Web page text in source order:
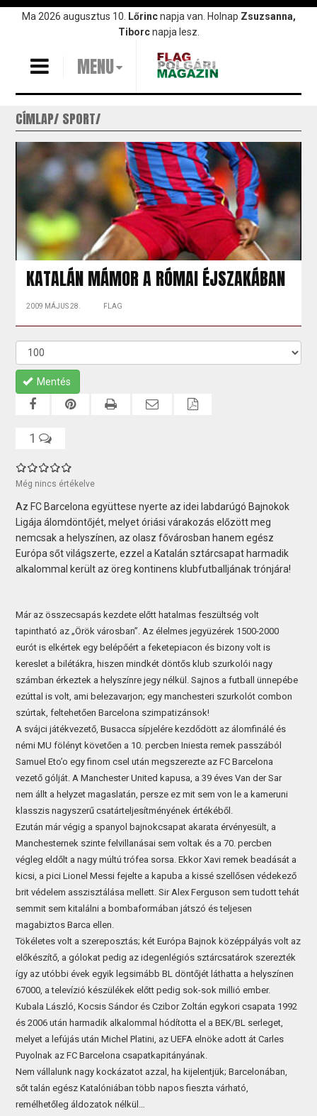
UgrásMa 2026 augusztus 10. Lőrincnapja van. Holnap Zsuzsanna,
Tiborcnapja lesz.
MENU
CÍMLAP SPORT
KATALÁN MÁMOR A RÓMAI ÉJSZAKÁBAN
2009 MÁJUS 28. FLAG
Mentés
1
Még nincs értékelve
Az FC Barcelona együttese nyerte az idei labdarúgó Bajnokok
Ligája álomdöntőjét, melyet óriási várakozás előzött meg
nemcsak a helyszínen, az olasz fővárosban hanem egész
Európa sőt világszerte, ezzel a Katalán sztárcsapat harmadik
alkalommal került az öreg kontinens klubfutballjának trónjára!
Már az összecsapás kezdete előtt hatalmas feszültség volt
tapintható az „Örök városban”. Az élelmes jegyüzérek 1500-2000
eurót is elkértek egy belépőért a feketepiacon és bizony volt is
kereslet a bilétákra, hiszen mindkét döntős klub szurkolói nagy
számban érkeztek a helyszínre jegy nélkül. Sajnos a futball ünnepébe
ezúttal is volt, ami belezavarjon; egy manchesteri szurkolót combon
szúrtak, feltehetően Barcelona szimpatizánsok!
A svájci játékvezető, Busacca sípjelére kezdődött az álomfinálé és
némi MU fölényt követően a 10. percben Iniesta remek passzából
Samuel Eto’o egy finom csel után megszerezte az FC Barcelona
vezető gólját. A Manchester United kapusa, a 39 éves Van der Sar
nem állt a helyzet magaslatán, persze ez mit sem von le a kameruni
klasszis nagyszerű csatárteljesítményének értékéből.
Ezután már végig a spanyol bajnokcsapat akarata érvényesült, a
Manchesternek szinte felvillanásai sem voltak és a 70. percben
végleg eldőlt a nagy múltú trófea sorsa. Ekkor Xavi remek beadását a
kicsi, a pici Lionel Messi fejelte a kapuba a kissé szellősen védekező
brit védelem asszisztálása mellett. Sir Alex Ferguson sem tudott tehát
semmit sem kitalálni a bombaformában játszó és teljesen
magabiztos Barca ellen.
Tökéletes volt a szereposztás; két Európa Bajnok középpályás volt az
előkészítő, a gólokat pedig az idegenlégiós sztárcsatárok szerezték
így az utóbbi évek egyik legsimább BL döntőjét láthatta a helyszínen
67000, a televízió készülékek előtt pedig sok-sok millió ember.
Kubala László, Kocsis Sándor és Czibor Zoltán egykori csapata 1992
és 2006 után harmadik alkalommal hódította el a BEK/BL serleget,
melyet a lefújás után Michel Platini, az UEFA elnöke adott át Carles
Puyolnak az FC Barcelona csapatkapitányának.
Nem vállalunk nagy kockázatot azzal, ha kijelentjük; Barcelonában,
sőt talán egész Katalóniában több napos fieszta várható,
remélhetőleg áldozatok nélkül…